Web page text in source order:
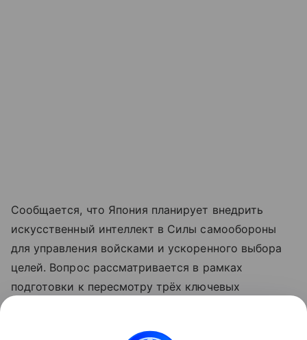
Сообщается, что Япония планирует внедрить
искусственный интеллект в Силы самообороны
для управления войсками и ускоренного выбора
целей. Вопрос рассматривается в рамках
подготовки к пересмотру трёх ключевых